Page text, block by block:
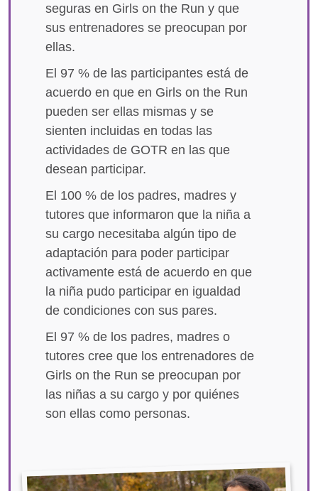
seguras en Girls on the Run y que
sus entrenadores se preocupan por
ellas.
El 97 % de las participantes está de
acuerdo en que en Girls on the Run
pueden ser ellas mismas y se
sienten incluidas en todas las
actividades de GOTR en las que
desean participar.
El 100 % de los padres, madres y
tutores que informaron que la niña a
su cargo necesitaba algún tipo de
adaptación para poder participar
activamente está de acuerdo en que
la niña pudo participar en igualdad
de condiciones con sus pares.
El 97 % de los padres, madres o
tutores cree que los entrenadores de
Girls on the Run se preocupan por
las niñas a su cargo y por quiénes
son ellas como personas.